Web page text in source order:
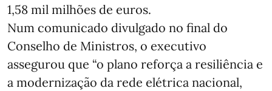
1,58 mil milhões de euros.
Num comunicado divulgado no final do
Conselho de Ministros, o executivo
assegurou que “o plano reforça a resiliência e
a modernização da rede elétrica nacional,